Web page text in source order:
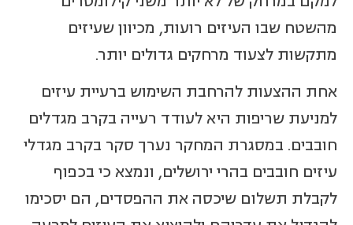
מהשטח שבו העיזים רועות, מכיוון שעיזים
מתקשות לצעוד מרחקים גדולים יותר.
אחת ההצעות להרחבת השימוש ברעיית עיזים
למניעת שריפות היא לעודד רעייה בקרב מגדלים
חובבים. במסגרת המחקר נערך סקר בקרב מגדלי
עיזים חובבים בהרי ירושלים, ונמצא כי בכפוף
לקבלת תשלום שיכסה את ההפסדים, הם יסכימו